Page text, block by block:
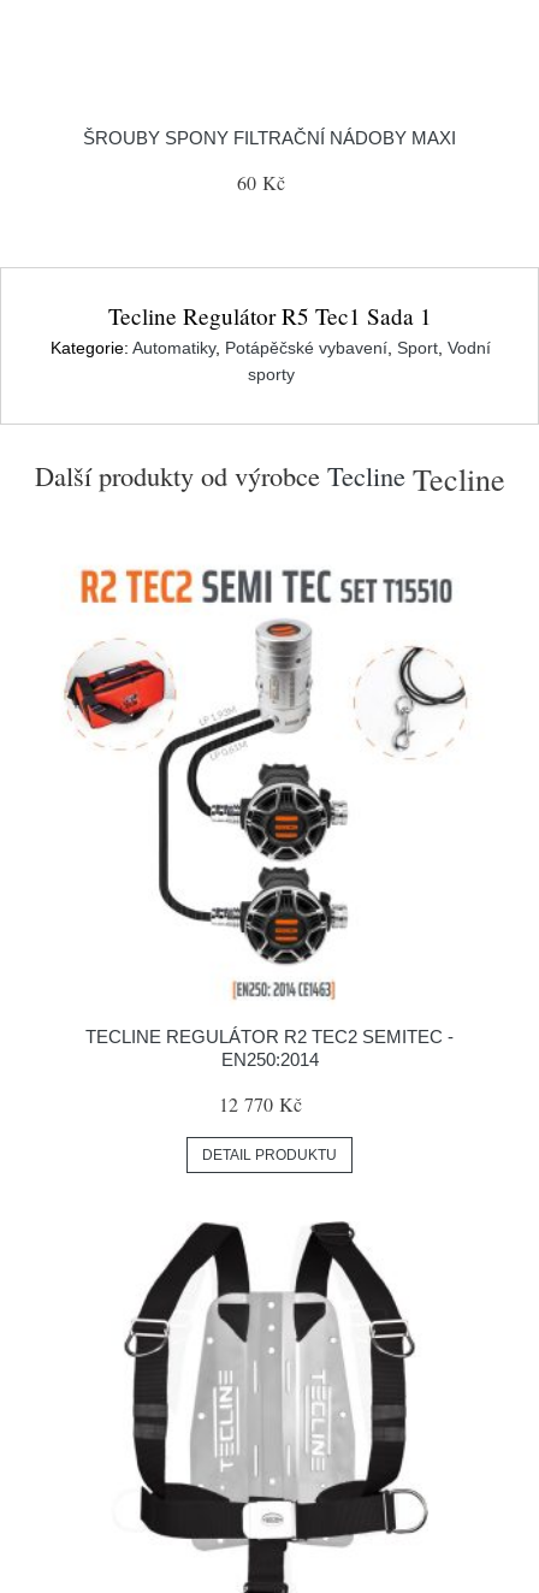
ŠROUBY SPONY FILTRAČNÍ NÁDOBY MAXI
60 Kč
Tecline Regulátor R5 Tec1 Sada 1
Kategorie: Automatiky, Potápěčské vybavení Sport Vodní
sporty
Další produkty od výrobce Tecline Tecline
TECLINE REGULÁTOR R2 TEC2 SEMITEC -
EN250:2014
12 770 Kč
DETAIL PRODUKTU